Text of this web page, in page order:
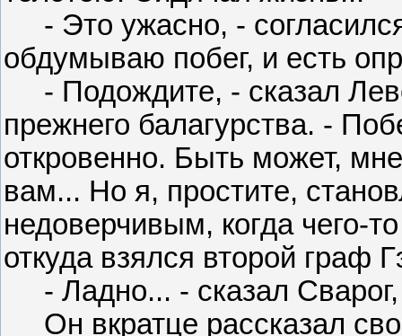
- Это ужасно, -
обдумываю побег, и есть
- Подождите, - сказал
прежнего балагурства. -
откровенно. Быть может,
вам... Но я, простите,
недоверчивым, когда чего-
откуда взялся второй граф
- Ладно... - сказал Сварог,
Он вкратце рассказал